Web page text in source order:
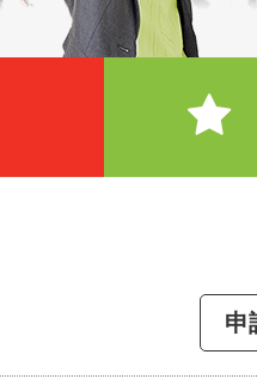
申